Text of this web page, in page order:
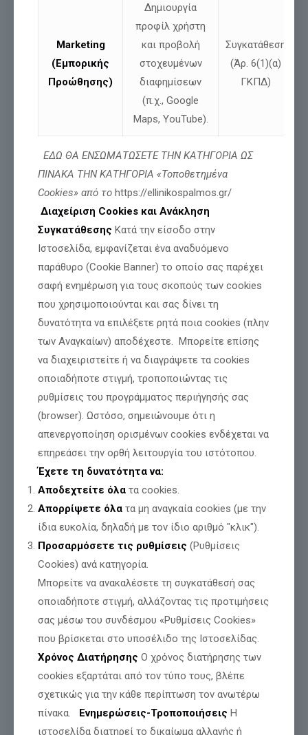
Ραδιοφωνική συνέντευξη του πολιτικού
Νίκου Παπαδόπουλου στο Creta Fans 7-11-
Ραδιοφωνική συνέντευξη του πολιτικού Νίκου Παπαδόπουλου,
ο οποίος συζητά την περιοδεία του στην Κρήτη και τις
πολιτικές του απόψεις με ραδιοφωνικό παραγωγό. Ο
Παπαδόπουλος περιγράφει το[…]
Διαβάστε περισσότερα
Ο ΑΓΙΟΣ ΚΟΣΜΑΣ ΕΧΤΙΣΕ! Οι πολιτικοί
ΓΚΡΕΜΙΖΟΥΝ
Ο ΑΓΙΟΣ ΚΟΣΜΑΣ ΕΧΤΙΣΕ! Οι πολιτικοί ΓΚΡΕΜΙΖΟΥΝ. ΤΙ ΚΡΙΜΑ!!!
Προφήτη του Έθνους, τον Δάσκαλο του Γένους.[…]
Σχολεία – Δημογραφικό
Η μόρφωση είναι το πολυτιμότερο δώρο που μπορούμε να
χαρίσουμε στις επόμενες γενιές και ο δρόμος για ένα μέλλον
Marketing
(Εμπορικής
Προώθησης)
Δημιουργία
προφίλ χρήστη
και προβολή
στοχευμένων
διαφημίσεων
(π.χ., Google
Maps, YouTube).
Συγκατάθεση
(Άρ. 6(1)(α)
ΓΚΠΔ)
ΕΔΩ ΘΑ ΕΝΣΩΜΑΤΩΣΕΤΕ ΤΗΝ ΚΑΤΗΓΟΡΙΑ ΩΣ
ΠΙΝΑΚΑ ΤΗΝ ΚΑΤΗΓΟΡΙΑ «Τοποθετημένα
Cookies» από το https://ellinikospalmos.gr/
Διαχείριση Cookies και Ανάκληση
Συγκατάθεσης Κατά την είσοδο στην
Ιστοσελίδα, εμφανίζεται ένα αναδυόμενο
παράθυρο (Cookie Banner) το οποίο σας παρέχει
σαφή ενημέρωση για τους σκοπούς των cookies
που χρησιμοποιούνται και σας δίνει τη
δυνατότητα να επιλέξετε ρητά ποια cookies (πλην
των Αναγκαίων) αποδέχεστε. Μπορείτε επίσης
να διαχειριστείτε ή να διαγράψετε τα cookies
οποιαδήποτε στιγμή, τροποποιώντας τις
ρυθμίσεις του προγράμματος περιήγησής σας
(browser). Ωστόσο, σημειώνουμε ότι η
απενεργοποίηση ορισμένων cookies ενδέχεται να
επηρεάσει την ορθή λειτουργία του ιστότοπου.
Έχετε τη δυνατότητα να:
Αποδεχτείτε όλα τα cookies.
Απορρίψετε όλα τα μη αναγκαία cookies (με την
ίδια ευκολία, δηλαδή με τον ίδιο αριθμό "κλικ").
Προσαρμόσετε τις ρυθμίσεις (Ρυθμίσεις
Cookies) ανά κατηγορία.
Μπορείτε να ανακαλέσετε τη συγκατάθεσή σας
οποιαδήποτε στιγμή, αλλάζοντας τις προτιμήσεις
σας μέσω του συνδέσμου «Ρυθμίσεις Cookies»
που βρίσκεται στο υποσέλιδο της Ιστοσελίδας.
Χρόνος Διατήρησης Ο χρόνος διατήρησης των
cookies εξαρτάται από τον τύπο τους, βλέπε
σχετικώς για την κάθε περίπτωση τον ανωτέρω
πίνακα. Ενημερώσεις-Τροποποιήσεις Η
ιστοσελίδα διατηρεί το δικαίωμα αλλαγής ή